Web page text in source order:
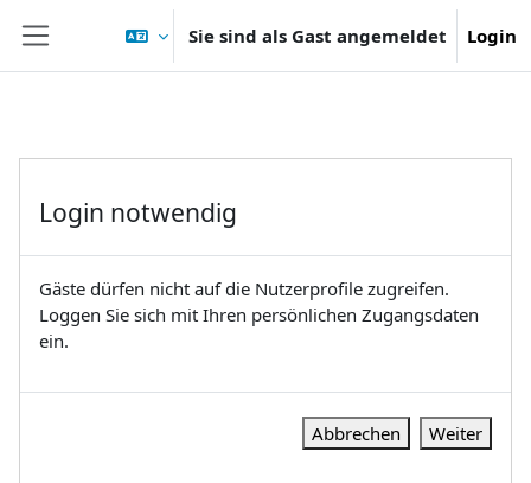
Website-Übersicht
Sie sind als Gast angemeldet Login
Login notwendig
Gäste dürfen nicht auf die Nutzerprofile zugreifen.
Loggen Sie sich mit Ihren persönlichen Zugangsdaten
ein.
Abbrechen Weiter